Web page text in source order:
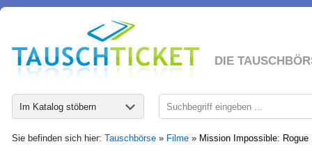
DIE
Im Katalog stöbern
Sie befinden sich hier: Tauschbörse » Filme » Mission Impossible: Rogue